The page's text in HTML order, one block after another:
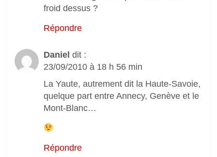
froid dessus ?
Répondre
Daniel dit :
23/09/2010 à 18 h 56 min
La Yaute, autrement dit la Haute-Savoie,
quelque part entre Annecy, Genève et le
Mont-Blanc…
Répondre